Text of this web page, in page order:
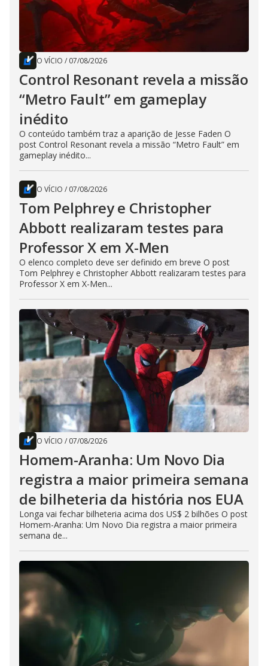
O VÍCIO / 07/08/2026
Control Resonant revela a missão
“Metro Fault” em gameplay
inédito
O conteúdo também traz a aparição de Jesse Faden O
post Control Resonant revela a missão “Metro Fault” em
gameplay inédito...
O VÍCIO / 07/08/2026
Tom Pelphrey e Christopher
Abbott realizaram testes para
Professor X em X-Men
O elenco completo deve ser definido em breve O post
Tom Pelphrey e Christopher Abbott realizaram testes para
Professor X em X-Men...
O VÍCIO / 07/08/2026
Homem-Aranha: Um Novo Dia
registra a maior primeira semana
de bilheteria da história nos EUA
Longa vai fechar bilheteria acima dos US$ 2 bilhões O post
Homem-Aranha: Um Novo Dia registra a maior primeira
semana de...